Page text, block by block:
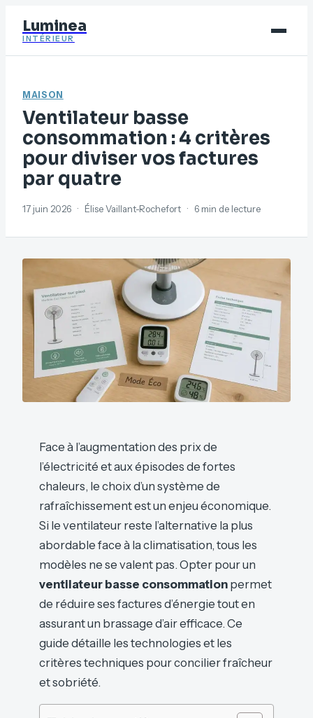
Luminea
INTÉRIEUR
Immobilier
Jardinage
Maison
MAISON
Ventilateur basse
consommation : 4 critères
pour diviser vos factures
par quatre
17 juin 2026 · Élise Vaillant-Rochefort · 6 min de lecture
Face à l’augmentation des prix de
l’électricité et aux épisodes de fortes
chaleurs, le choix d’un système de
rafraîchissement est un enjeu économique.
Si le ventilateur reste l’alternative la plus
abordable face à la climatisation, tous les
modèles ne se valent pas. Opter pour un
ventilateur basse consommation permet
de réduire ses factures d’énergie tout en
assurant un brassage d’air efficace. Ce
guide détaille les technologies et les
critères techniques pour concilier fraîcheur
et sobriété.